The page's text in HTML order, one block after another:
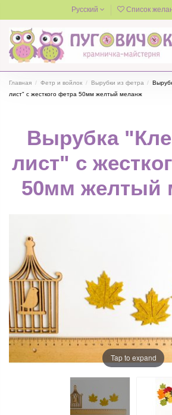
Русский Список
Главная Фетр и войлок Вырубки из фетра
лист" с жесткого фетра 50мм желтый меланж
Вырубка
лист" с
50мм желтый
Tap to expand